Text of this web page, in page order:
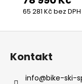
65 281 Kč bez DPH
Kontakt
info@bike-ski-